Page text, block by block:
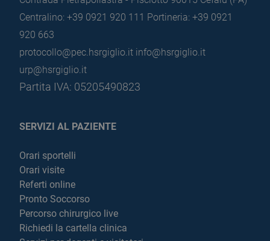
Centralino: +39 0921 920 111 Portineria: +39 0921
920 663
protocollo@pec.hsrgiglio.it info@hsrgiglio.it
urp@hsrgiglio.it
Partita IVA: 05205490823
SERVIZI AL PAZIENTE
Orari sportelli
Orari visite
Referti online
Pronto Soccorso
Percorso chirurgico live
Richiedi la cartella clinica